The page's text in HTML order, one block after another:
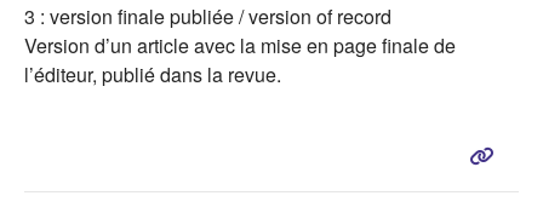
3 : version finale publiée / version of record
Version d’un article avec la mise en page finale de
l’éditeur, publié dans la revue.